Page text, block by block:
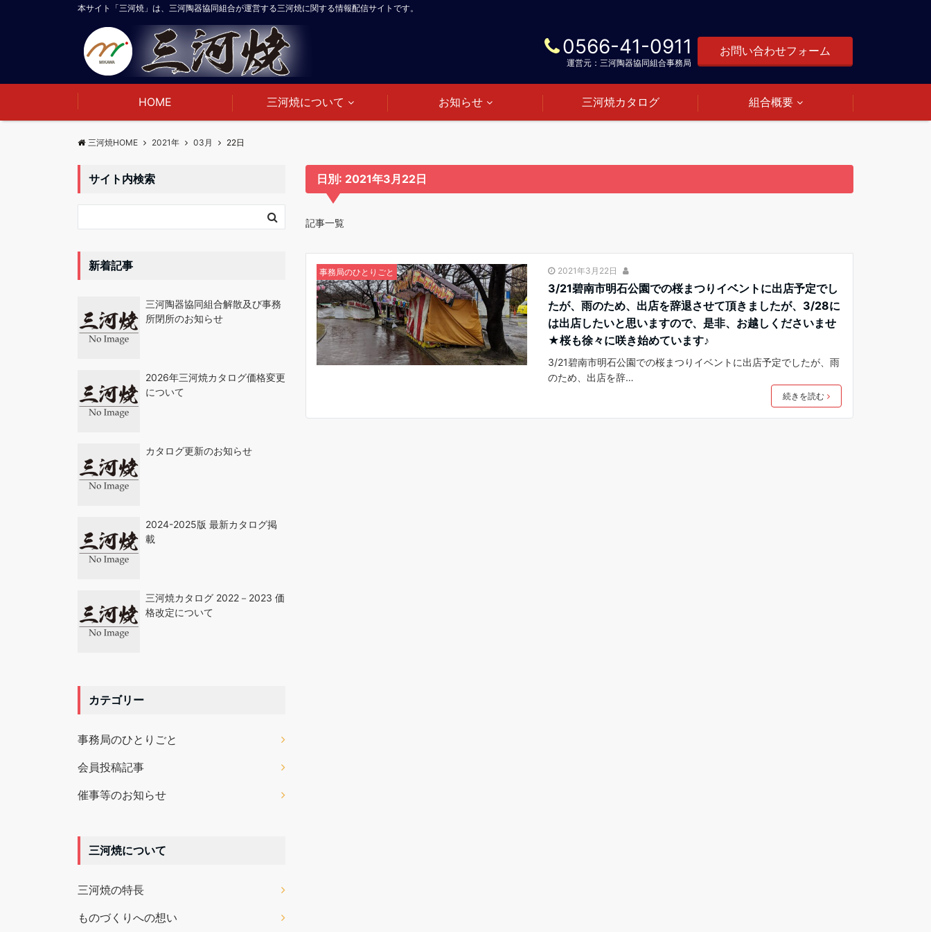
本サイト「三河焼」は、三河陶器協同組合が運営する三河焼に関する情報配信サイトです。
0566-41-0911
運営元：三河陶器協同組合事務局
お問い合わせフォーム
HOME 三河焼について お知らせ 三河焼カタログ 組合概要
三河焼HOME 2021年 03月 22日
日別: 2021年3月22日
記事一覧
事務局のひとりごと 2021年3月22日
3/21碧南市明石公園での桜まつりイベントに出店予定でし
たが、雨のため、出店を辞退させて頂きましたが、3/28に
は出店したいと思いますので、是非、お越しくださいませ
★桜も徐々に咲き始めています♪
3/21碧南市明石公園での桜まつりイベントに出店予定でしたが、雨
のため、出店を辞…
続きを読む
サイト内検索
新着記事
三河陶器協同組合解散及び事務
所閉所のお知らせ
2026年三河焼カタログ価格変更
について
カタログ更新のお知らせ
2024-2025版 最新カタログ掲
載
三河焼カタログ 2022－2023 価
格改定について
カテゴリー
事務局のひとりごと
会員投稿記事
催事等のお知らせ
三河焼について
三河焼の特長
ものづくりへの想い